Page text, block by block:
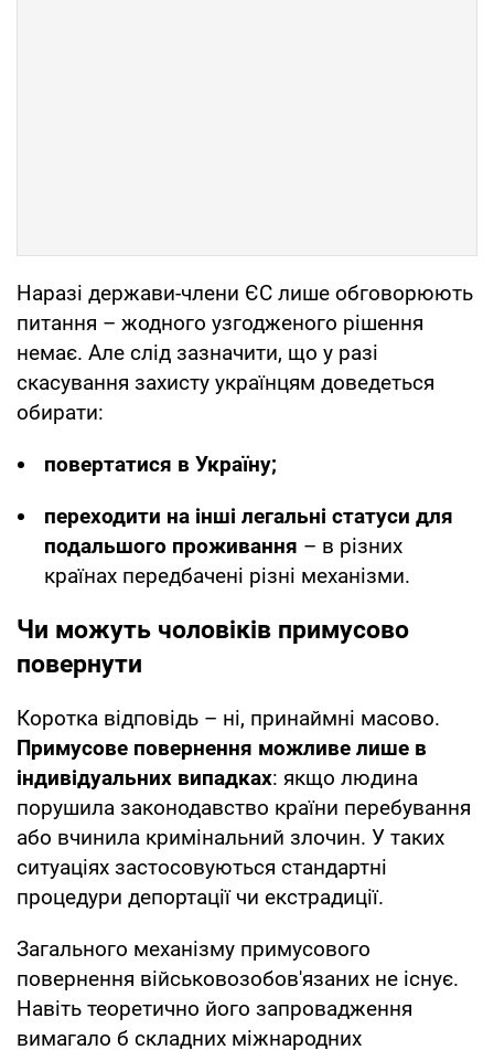
Наразі держави-члени ЄС лише обговорюють
питання – жодного узгодженого рішення
немає. Але слід зазначити, що у разі
скасування захисту українцям доведеться
обирати:
повертатися в Україну;
переходити на інші легальні статуси для
подальшого проживання – в різних
країнах передбачені різні механізми.
Чи можуть чоловіків примусово
повернути
Коротка відповідь – ні, принаймні масово.
Примусове повернення можливе лише в
індивідуальних випадках: якщо людина
порушила законодавство країни перебування
або вчинила кримінальний злочин. У таких
ситуаціях застосовуються стандартні
процедури депортації чи екстрадиції.
Загального механізму примусового
повернення військовозобов'язаних не існує.
Навіть теоретично його запровадження
вимагало б складних міжнародних